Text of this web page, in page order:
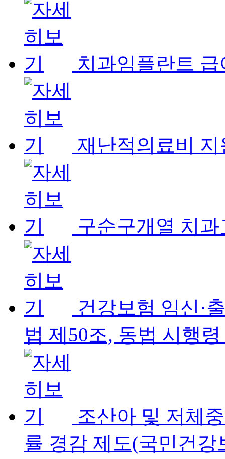
치과임플란트
재난적의료비
구순구개열 치
건강보험 임신·
법 제50조, 동법 시행
조산아 및 저체
률 경감 제도(국민건